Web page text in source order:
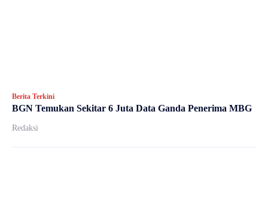
Berita Terkini
BGN Temukan Sekitar 6 Juta Data Ganda Penerima MBG
Redaksi